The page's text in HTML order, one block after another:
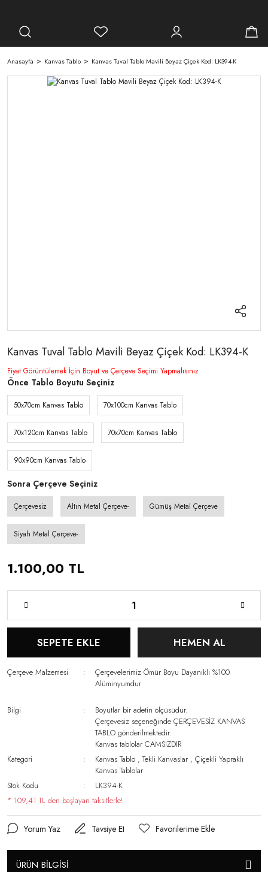
Anasayfa Kanvas Tablo Kanvas Tuval Tablo Mavili Beyaz Çiçek Kod: LK394-K
Kanvas Tuval Tablo Mavili Beyaz Çiçek Kod: LK394-K
Fiyat Görüntülemek İçin Boyut ve Çerçeve Seçimi Yapmalısınız
Önce Tablo Boyutu Seçiniz
50x70cm Kanvas Tablo 70x100cm Kanvas Tablo
70x120cm Kanvas Tablo 70x70cm Kanvas Tablo
90x90cm Kanvas Tablo
Sonra Çerçeve Seçiniz
Çerçevesiz Altın Metal Çerçeve- Gümüş Metal Çerçeve
Siyah Metal Çerçeve-
1.100,00 TL
SEPETE EKLE HEMEN AL
Çerçeve Malzemesi
Çerçevelerimiz Ömür Boyu Dayanıklı %100
Alüminyumdur
Bilgi
Boyutlar bir adetin ölçüsüdür.
Çerçevesiz seçeneğinde ÇERÇEVESİZ KANVAS
TABLO gönderilmektedir.
Kanvas tablolar CAMSIZDIR
Kategori
Kanvas Tablo ,Tekli Kanvaslar ,Çiçekli Yapraklı
Kanvas Tablolar
Stok Kodu
LK394-K
* 109,41 TL den başlayan taksitlerle!
Yorum Yaz Tavsiye Et
ÜRÜN BİLGİSİ